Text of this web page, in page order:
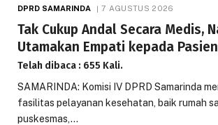
DPRD SAMARINDA 7 AGUSTUS 2026
Tak Cukup Andal Secara Medis,
Utamakan Empati kepada Pasien
Telah dibaca : 655 Kali.
SAMARINDA: Komisi IV DPRD Samarinda
fasilitas pelayanan kesehatan, baik rumah
puskesmas,…